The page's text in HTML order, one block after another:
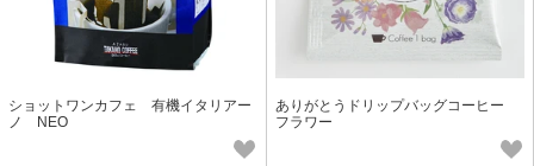
ショットワンカフェ 有機イタリアー
ノ NEO
ありがとうドリップバッグコーヒー
フラワー